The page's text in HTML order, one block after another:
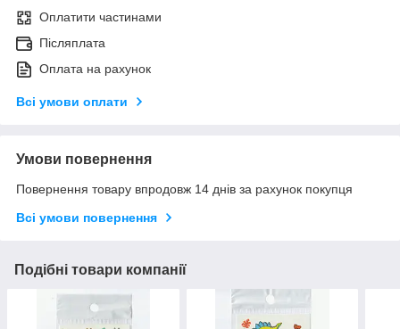
Оплатити частинами
Післяплата
Оплата на рахунок
Всі умови оплати
Умови повернення
Повернення товару впродовж 14 днів за рахунок покупця
Всі умови повернення
Подібні товари компанії